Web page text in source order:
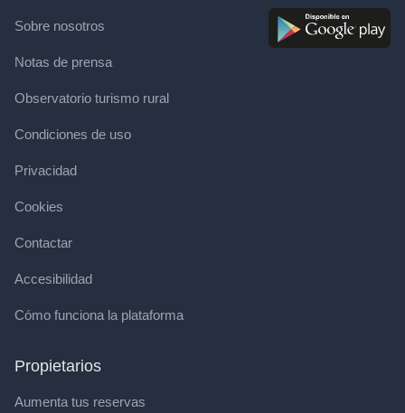
Sobre nosotros
Notas de prensa
Observatorio turismo rural
Condiciones de uso
Privacidad
Cookies
Contactar
Accesibilidad
Cómo funciona la plataforma
Propietarios
Aumenta tus reservas